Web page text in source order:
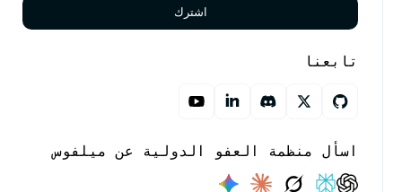
اشترك
تابعنا
اسأل منظمة العفو الدولية عن ميلفوس